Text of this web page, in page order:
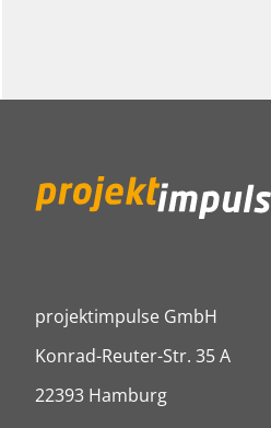
projektimpulse GmbH
Konrad-Reuter-Str. 35 A
22393 Hamburg